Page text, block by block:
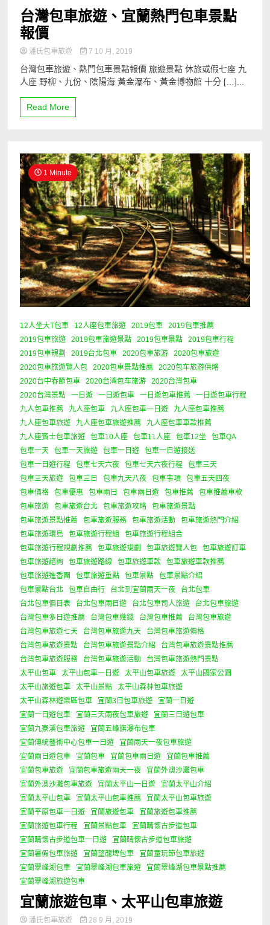
台灣包車旅遊、宜蘭熱門包車景點
報價
潘氏包車旅遊 7 10 月, 2019
台灣包車旅遊、熱門包車景點報價 旅遊景點 休旅或假七座 九
人座 野柳、九份、陰陽海 黃金瀑布、黃金博物館 十分 […]...
Read More
1 Minute
12人坐大T包車 12人座包車旅遊 2019包車
2019包車推薦
2019包車旅遊
2019包車旅遊景點 2019包車景點
2019包車行程
2019包車規劃
2019台北包車 2020包車旅游
2020包車旅遊
2020包車旅遊覽人包
2020包車景點推薦
2020包车旅游供略
2020台中春節包車
2020台湾包车旅游
2020台灣包車
2020台灣景點
一日遊 一日遊包車 一日遊包車推薦
一日遊包車行程
九人包車推薦
九人座包車 九人座包車一日遊
九人座包車推薦
九人座包車旅遊
九人座包車旅遊推薦
九人座包車車款推薦
九人座賓士包車旅遊
包車10人座 包車11人座 包車12坐
包車QA
包車一天
包車一天旅遊 包車一日遊
包車一日遊接送
包車一日遊行程
包車七天六夜 包車七天六夜行程
包車三天
包車三天旅遊
包車三日 包車九天八夜 包車事項
包車五天四夜
包車價格
包車優惠 包車兩日 包車兩日遊 包車推薦
包車推薦車款
包車旅遊
包車旅遊台北 包車旅遊攻略
包車旅遊景點
包車旅遊景點推薦
包車旅遊服務 包車旅遊活動
包車旅遊熱門介紹
包車旅遊環島
包車旅遊行程組
包車旅遊行程組合
包車旅遊行程規劃推薦
包車旅遊規劃 包車旅遊覽人包
包車旅遊訂車
包車旅遊諮詢
包車旅遊路線 包車旅遊車款
包車旅遊車款推薦
包車旅遊進香團
包車旅遊重點 包車景點
包車景點介紹
包車景點台北
包車自由行 台北到宜蘭兩天一夜
台北包車
台北包車價目表
台北包車兩日遊 台北包車司人旅遊
台北包車旅遊
台灣包車多日遊推薦
台灣包車幾錢 台灣包車推薦
台灣包車旅遊
台灣包車旅遊七天
台灣包車旅遊九天
台灣包車旅遊價格
台灣包車旅遊景點
台灣包車旅遊景點介紹
台灣包車旅遊景點推薦
台灣包車旅遊服務
台灣包車旅遊活動
台灣包車旅遊熱門景點
太平山包車
太平山包車一日遊 太平山包車旅遊
太平山國家公園
太平山旅遊包車
太平山景點
太平山森林包車旅遊
太平山森林遊樂區包車
宜蘭3日包車旅遊
宜蘭一日遊
宜蘭一日遊包車
宜蘭三天兩夜包車旅遊
宜蘭三日遊包車
宜蘭九寮溪包車旅遊
宜蘭五峰旗瀑布包車
宜蘭傳統藝術中心包車一日遊
宜蘭兩天一夜包車旅遊
宜蘭兩日遊包車
宜蘭包車 宜蘭包車兩日遊
宜蘭包車推薦
宜蘭包車旅遊
宜蘭包車旅遊兩天一夜
宜蘭外澳沙灘包車
宜蘭外澳沙灘包車旅遊
宜蘭太平山一日遊
宜蘭太平山介紹
宜蘭太平山包車
宜蘭太平山包車推薦
宜蘭太平山包車旅遊
宜蘭平原包車一日遊
宜蘭旅遊包車
宜蘭旅遊包車推薦
宜蘭旅遊包車行程
宜蘭景點包車
宜蘭晴懷古步道包車
宜蘭晴懷古步道包車一日遊
宜蘭晴懷古步道包車旅遊
宜蘭暑假包車旅遊
宜蘭望龍埤包車
宜蘭童玩節包車旅遊
宜蘭翠峰湖包車
宜蘭翠峰湖包車旅遊
宜蘭翠峰湖包車景點推薦
宜蘭翠峰湖旅遊包車
宜蘭旅遊包車、太平山包車旅遊
潘氏包車旅遊 28 9 月, 2019